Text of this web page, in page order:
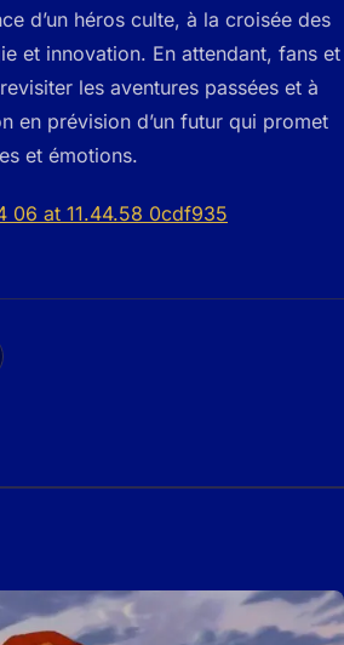
d’un héros culte, à la croisée des
et innovation. En attendant, fans et
les aventures passées et à
en prévision d’un futur qui promet
et émotions.